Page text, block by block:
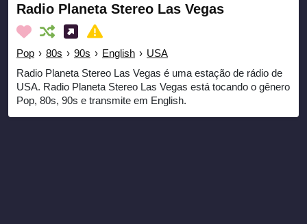
Radio Planeta Stereo Las Vegas
Pop › 80s › 90s › English › USA
Radio Planeta Stereo Las Vegas é uma estação de rádio de
USA. Radio Planeta Stereo Las Vegas está tocando o gênero
Pop, 80s, 90s e transmite em English.